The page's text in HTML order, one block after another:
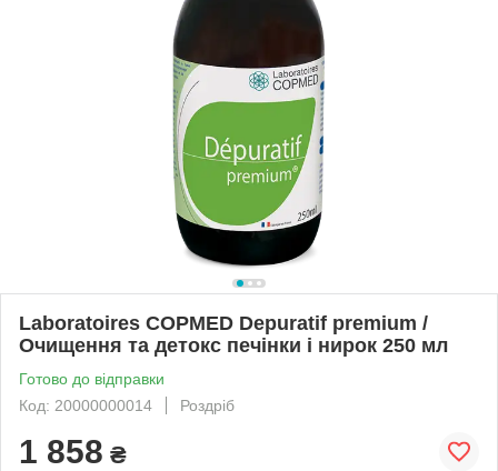
Laboratoires COPMED Dеpuratif premium /
Очищення та детокс печінки і нирок 250 мл
Готово до відправки
Код: 20000000014
Роздріб
1 858 ₴